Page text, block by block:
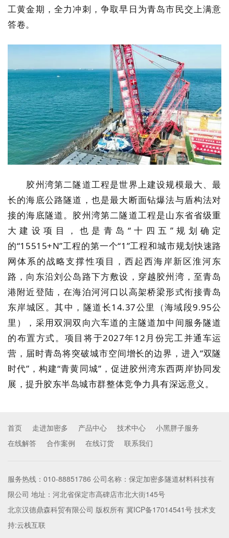
工黄金期，全力冲刺，争取早日为青岛市民交上满意
答卷。
胶州湾第二隧道工程是世界上建设规模最大、最
长的海底公路隧道，也是最大断面钻爆法与盾构法对
接的海底隧道。胶州湾第二隧道工程是山东省省级重
大建设项目，也是青岛“十四五”规划确定
的“15515+N”工程的第一个“1”工程和城市规划快速路
网体系的战略支撑性项目，西起西海岸新区淮河东
路，向东沿刘公岛路下方敷设，穿越胶州湾，至青岛
港附近登陆，在海泊河河口以高架桥梁形式衔接青岛
东岸城区。其中，隧道长14.37公里（海域段9.95公
里），采用双洞双向六车道的主隧道加中间服务隧道
的布置方式。项目将于2027年12月份完工并通车运
营，届时青岛将突破城市空间增长的边界，进入“双隧
时代”，构建“青黄同城”，促进胶州湾东西两岸协同发
展，提升胶东半岛城市群整体竞争力具有深远意义。
首页 走进加密多 产品中心 技术中心
小黑胖子服务
在线解答
合作案例 在线订货 联系我们
服务热线：010-88851786 公司名称：保定加密多隧道材料科技有
限公司 地址：河北省保定市高碑店市北大街145号
北京汉德鼎森科贸有限公司 版权所有 冀ICP备17014541号 技术支
持:云栈互联